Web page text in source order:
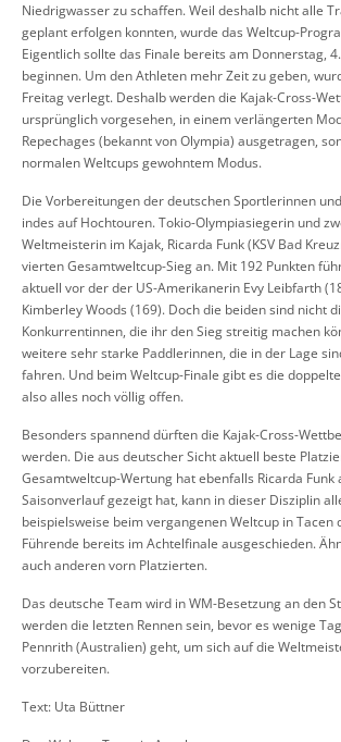
Niedrigwasser zu schaffen. Weil deshalb nicht alle
geplant erfolgen konnten, wurde das Weltcup-
Eigentlich sollte das Finale bereits am Donnerstag,
beginnen. Um den Athleten mehr Zeit zu geben,
Freitag verlegt. Deshalb werden die Kajak-Cross-
ursprünglich vorgesehen, in einem verlängerten
Repechages (bekannt von Olympia) ausgetragen,
normalen Weltcups gewohntem Modus.
Die Vorbereitungen der deutschen Sportlerinnen
indes auf Hochtouren. Tokio-Olympiasiegerin und
Weltmeisterin im Kajak, Ricarda Funk (KSV Bad
vierten Gesamtweltcup-Sieg an. Mit 192 Punkten
aktuell vor der der US-Amerikanerin Evy Leibfarth
Kimberley Woods (169). Doch die beiden sind nicht
Konkurrentinnen, die ihr den Sieg streitig machen
weitere sehr starke Paddlerinnen, die in der Lage
fahren. Und beim Weltcup-Finale gibt es die
also alles noch völlig offen.
Besonders spannend dürften die Kajak-Cross-
werden. Die aus deutscher Sicht aktuell beste
Gesamtweltcup-Wertung hat ebenfalls Ricarda Funk
Saisonverlauf gezeigt hat, kann in dieser Disziplin
beispielsweise beim vergangenen Weltcup in Tacen
Führende bereits im Achtelfinale ausgeschieden.
auch anderen vorn Platzierten.
Das deutsche Team wird in WM-Besetzung an den
werden die letzten Rennen sein, bevor es wenige
Pennrith (Australien) geht, um sich auf die
vorzubereiten.
Text: Uta Büttner